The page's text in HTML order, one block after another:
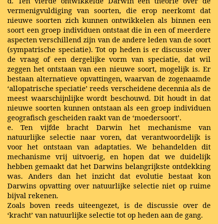
vermenigvuldiging van soorten, die erop neerkomt dat
nieuwe soorten zich kunnen ontwikkelen als binnen een
soort een groep individuen ontstaat die in een of meerdere
aspecten verschillend zijn van de andere leden van de soort
(sympatrische speciatie). Tot op heden is er discussie over
de vraag of een dergelijke vorm van speciatie, dat wil
zeggen het ontstaan van een nieuwe soort, mogelijk is. Er
bestaan alternatieve opvattingen, waarvan de zogenaamde
‘allopatrische speciatie’ reeds verscheidene decennia als de
meest waarschijnlijke wordt beschouwd. Dit houdt in dat
nieuwe soorten kunnen ontstaan als een groep individuen
geografisch gescheiden raakt van de ‘moedersoort’.
e. Ten vijfde bracht Darwin het mechanisme van
natuurlijke selectie naar voren, dat verantwoordelijk is
voor het ontstaan van adaptaties. We behandelden dit
mechanisme vrij uitvoerig, en hopen dat we duidelijk
hebben gemaakt dat het Darwins belangrijkste ontdekking
was. Anders dan het inzicht dat evolutie bestaat kon
Darwins opvatting over natuurlijke selectie niet op ruime
bijval rekenen.
Zoals boven reeds uiteengezet, is de discussie over de
‘kracht’ van natuurlijke selectie tot op heden aan de gang.